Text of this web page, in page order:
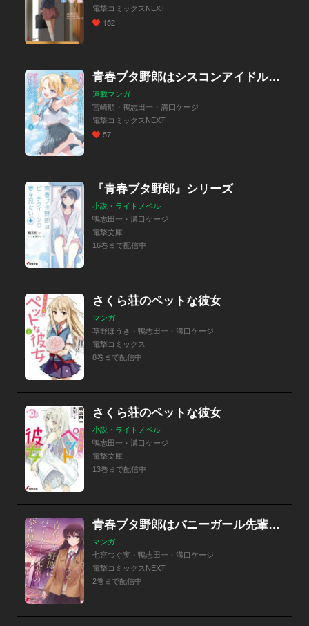
電撃コミックスNEXT
152
青春ブタ野郎はシスコンアイドルの夢を見ない【分冊版】
連載マンガ
宮崎順・鴨志田一・溝口ケージ
電撃コミックスNEXT
57
『青春ブタ野郎』シリーズ
小説・ライトノベル
鴨志田一・溝口ケージ
電撃文庫
16巻まで配信中
さくら荘のペットな彼女
マンガ
草野ほうき・鴨志田一・溝口ケージ
電撃コミックス
8巻まで配信中
さくら荘のペットな彼女
小説・ライトノベル
鴨志田一・溝口ケージ
電撃文庫
13巻まで配信中
青春ブタ野郎はバニーガール先輩の夢を見ない
マンガ
七宮つぐ実・鴨志田一・溝口ケージ
電撃コミックスNEXT
2巻まで配信中